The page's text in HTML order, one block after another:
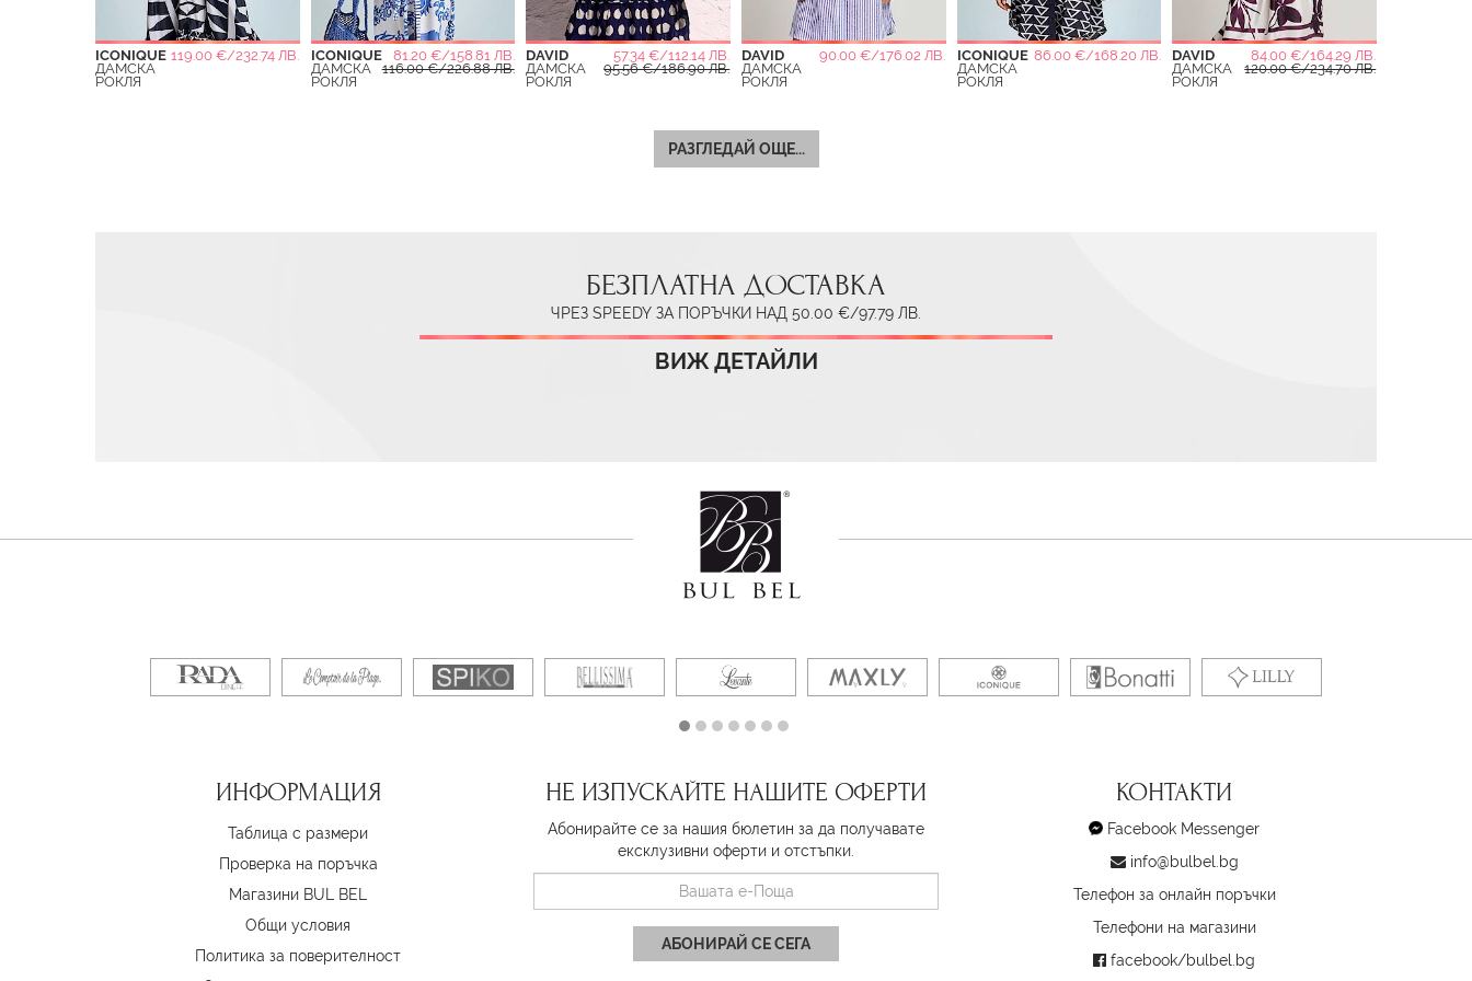
ICONIQUE 119.00 €/232.74 ЛВ.
ДАМСКА
РОКЛЯ
ICONIQUE
81.20 €/158.81 ЛВ.
ДАМСКА
РОКЛЯ
116.00 €/226.88 ЛВ.
DAVID
57.34 €/112.14 ЛВ.
ДАМСКА
РОКЛЯ
95.56 €/186.90 ЛВ.
DAVID
90.00 €/176.02 ЛВ.
ДАМСКА
РОКЛЯ
ICONIQUE 86.00 €/168.20 ЛВ.
ДАМСКА
РОКЛЯ
DAVID
84.00 €/164.29 ЛВ.
ДАМСКА
РОКЛЯ
120.00 €/234.70 ЛВ.
РАЗГЛЕДАЙ ОЩЕ...
БЕЗПЛАТНА ДОСТАВКА
ЧРЕЗ SPEEDY ЗА ПОРЪЧКИ НАД 50.00 €/97.79 ЛВ.
ВИЖ ДЕТАЙЛИ
ИНФОРМАЦИЯ
Таблица с размери
Проверка на поръчка
Магазини BUL BEL
Oбщи условия
Политика за поверителност
НЕ ИЗПУСКАЙТЕ НАШИТЕ ОФЕРТИ
Абонирайте се за нашия бюлетин за да получавате
ексклузивни оферти и отстъпки.
АБОНИРАЙ СЕ СЕГА
КОНТАКТИ
Facebook Messenger
info@bulbel.bg
Телефон за онлайн поръчки
Телефони на магазини
facebook/bulbel.bg